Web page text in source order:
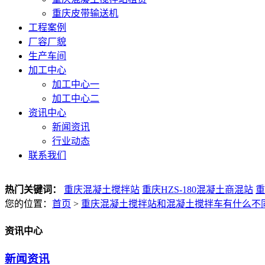
重庆皮带输送机
工程案例
厂容厂貌
生产车间
加工中心
加工中心一
加工中心二
资讯中心
新闻资讯
行业动态
联系我们
热门关键词： 重庆混凝土搅拌站 重庆HZS-180混凝土商混站
您的位置： 首页 > 重庆混凝土搅拌站和混凝土搅拌车有什么不
资讯中心
新闻资讯